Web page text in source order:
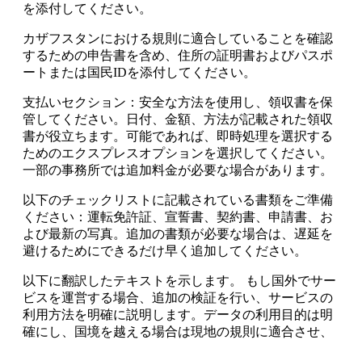
を添付してください。
カザフスタンにおける規則に適合していることを確認
するための申告書を含め、住所の証明書およびパスポ
ートまたは国民IDを添付してください。
支払いセクション：安全な方法を使用し、領収書を保
管してください。日付、金額、方法が記載された領収
書が役立ちます。可能であれば、即時処理を選択する
ためのエクスプレスオプションを選択してください。
一部の事務所では追加料金が必要な場合があります。
以下のチェックリストに記載されている書類をご準備
ください：運転免許証、宣誓書、契約書、申請書、お
よび最新の写真。追加の書類が必要な場合は、遅延を
避けるためにできるだけ早く追加してください。
以下に翻訳したテキストを示します。 もし国外でサー
ビスを運営する場合、追加の検証を行い、サービスの
利用方法を明確に説明します。データの利用目的は明
確にし、国境を越える場合は現地の規則に適合させ、